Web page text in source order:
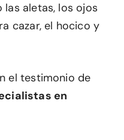
aletas, los ojos
cazar, el hocico y
el testimonio de
en